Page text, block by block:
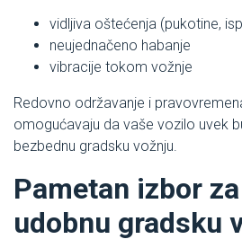
vidljiva oštećenja (pukotine,
neujednačeno habanje
vibracije tokom vožnje
Redovno održavanje i
omogućavaju da vaše vozilo uvek
bezbednu gradsku vožnju.
Pametan izbor
udobnu gradsku